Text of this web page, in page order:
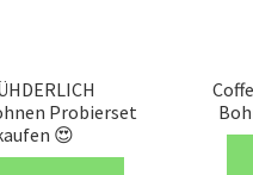
Probierset
😍